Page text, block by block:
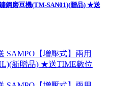
鋼磨豆機(TM-SAN01)(贈品) ★送